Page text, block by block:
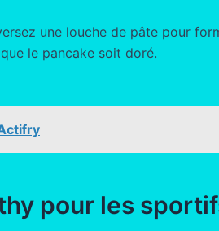
une louche de pâte pour
le pancake soit doré.
pour les